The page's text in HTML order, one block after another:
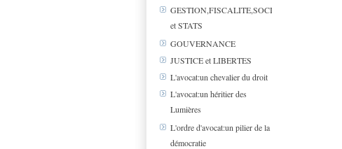
GESTION,FISCALITE,SOCIAL
et STATS
GOUVERNANCE
JUSTICE et LIBERTES
L'avocat:un chevalier du droit
L'avocat:un héritier des
Lumières
L'ordre d'avocat:un pilier de la
démocratie